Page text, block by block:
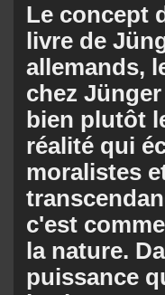
Le concept
livre de
allemands,
chez
bien plutôt
réalité qui
moralistes
c'est
la nature.
puissance